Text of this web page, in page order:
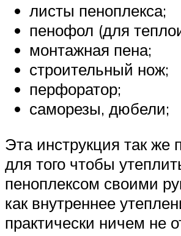
листы пеноплекса;
пенофол (для
монтажная пена;
строительный нож;
перфоратор;
саморезы, дюбели;
Эта инструкция так же
для того чтобы
пеноплексом своими
как внутреннее
практически ничем не